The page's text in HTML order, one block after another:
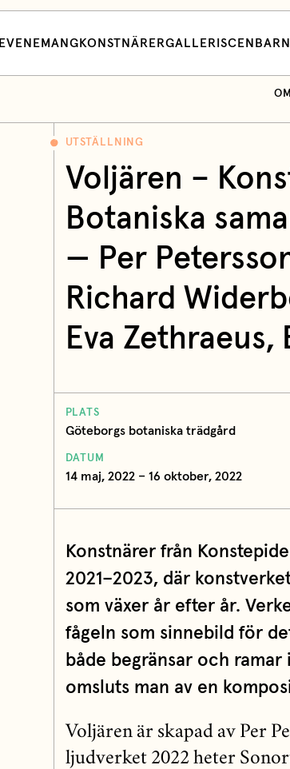
EVENEMANG KONSTNÄRERGALLERI SCEN
UTSTÄLLNING
Voljären –
Botaniska
— Per
Richard
Eva Zethraeus,
PLATS
Göteborgs botaniska trädgård
DATUM
14 maj, 2022 – 16 oktober, 2022
Konstnärer från
2021–2023, där
som växer år efter år.
fågeln som sinnebild för
både begränsar och
omsluts man av en
Voljären är skapad av Per
ljudverket 2022 heter